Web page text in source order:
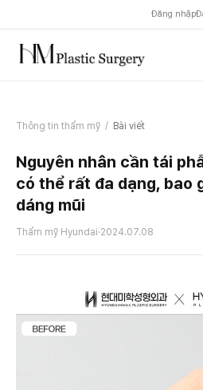
Đăng nhập
Thông tin thẩm mỹ / Bài viết
Nguyên nhân cần tái
có thể rất đa dạng, bao
dáng mũi
Thẩm mỹ Hyundai·2024.07.08